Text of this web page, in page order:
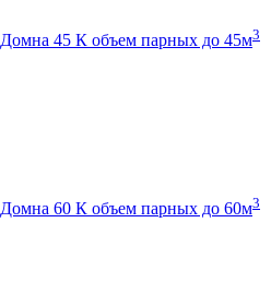
Домна 45 К объем парных до 45м3
Домна 60 К объем парных до 60м3